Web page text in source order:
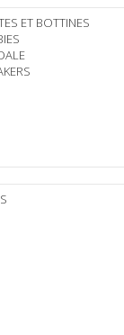
ET BOTTINES